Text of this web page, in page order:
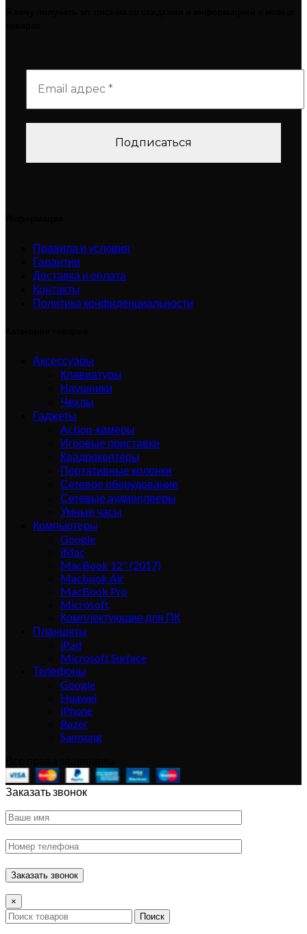
Правила и условия
Гарантии
Доставка и оплата
Контакты
Политика конфиденциальности
Аксессуары
Клавиатуры
Наушники
Чехлы
Гаджеты
Action-камеры
Игровые приставки
Квадрокоптеры
Портативные колонки
Сетевое оборудование
Сетевые аудиоплееры
Умные часы
Компьютеры
Google
iMac
MacBook 12" (2017)
Macbook Air
MacBook Pro
Microsoft
Комплектующие для ПК
Планшеты
iPad
Microsoft Surface
Телефоны
Google
Huawei
iPhone
Razer
Samsung
Заказать звонок
×
Поиск